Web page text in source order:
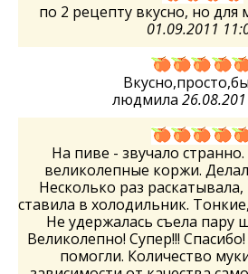
по 2 рецепту вкусно, но для
01.09.2011
людмила
На пиве - звучало
великолепные коржи.
Несколько раз
ставила в холодильник.
Не удержалась съела пару
Великолепно! Супер!!!
помогли. Количество